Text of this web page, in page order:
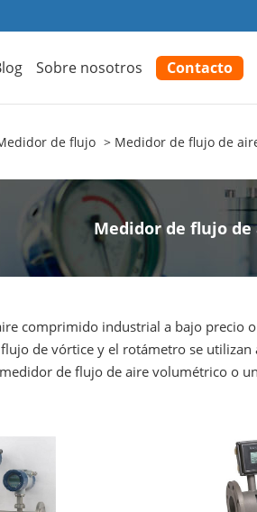
Sobre nosotros Contacto
de flujo Medidor de flujo de
Medidor de flujo
comprimido industrial a bajo precio
de vórtice y el rotámetro se
de flujo de aire volumétrico o